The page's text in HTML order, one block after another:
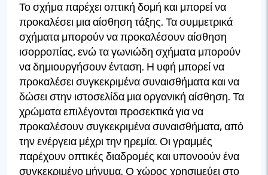
Το σχήμα παρέχει οπτική δομή και μπορεί να
προκαλέσει μια αίσθηση τάξης. Τα συμμετρικά
σχήματα μπορούν να προκαλέσουν αίσθηση
ισορροπίας, ενώ τα γωνιώδη σχήματα μπορούν
να δημιουργήσουν ένταση. Η υφή μπορεί να
προκαλέσει συγκεκριμένα συναισθήματα και να
δώσει στην ιστοσελίδα μια οργανική αίσθηση. Τα
χρώματα επιλέγονται προσεκτικά για να
προκαλέσουν συγκεκριμένα συναισθήματα, από
την ενέργεια μέχρι την ηρεμία. Οι γραμμές
παρέχουν οπτικές διαδρομές και υπονοούν ένα
συγκεκριμένο μήνυμα. Ο χώρος χρησιμεύει στο